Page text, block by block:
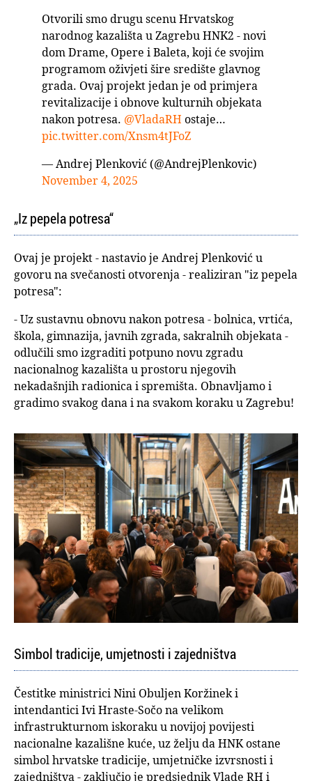
Otvorili smo drugu scenu Hrvatskog
narodnog kazališta u Zagrebu HNK2 - novi
dom Drame, Opere i Baleta, koji će svojim
programom oživjeti šire središte glavnog
grada. Ovaj projekt jedan je od primjera
revitalizacije i obnove kulturnih objekata
nakon potresa. @VladaRH ostaje…
pic.twitter.com/Xnsm4tJFoZ
— Andrej Plenković (@AndrejPlenkovic)
November 4, 2025
„Iz pepela potresa“
Ovaj je projekt - nastavio je Andrej Plenković u
govoru na svečanosti otvorenja - realiziran "iz pepela
potresa":
- Uz sustavnu obnovu nakon potresa - bolnica, vrtića,
škola, gimnazija, javnih zgrada, sakralnih objekata -
odlučili smo izgraditi potpuno novu zgradu
nacionalnog kazališta u prostoru njegovih
nekadašnjih radionica i spremišta. Obnavljamo i
gradimo svakog dana i na svakom koraku u Zagrebu!
Simbol tradicije, umjetnosti i zajedništva
Čestitke ministrici Nini Obuljen Koržinek i
intendantici Ivi Hraste-Sočo na velikom
infrastrukturnom iskoraku u novijoj povijesti
nacionalne kazališne kuće, uz želju da HNK ostane
simbol hrvatske tradicije, umjetničke izvrsnosti i
zajedništva - zaključio je predsjednik Vlade RH i